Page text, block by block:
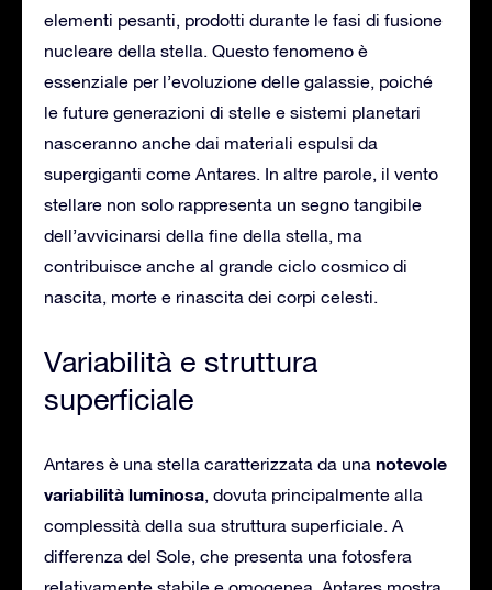
elementi pesanti, prodotti durante le fasi di fusione
nucleare della stella. Questo fenomeno è
essenziale per l’evoluzione delle galassie, poiché
le future generazioni di stelle e sistemi planetari
nasceranno anche dai materiali espulsi da
supergiganti come Antares. In altre parole, il vento
stellare non solo rappresenta un segno tangibile
dell’avvicinarsi della fine della stella, ma
contribuisce anche al grande ciclo cosmico di
nascita, morte e rinascita dei corpi celesti.
Variabilità e struttura
superficiale
Antares è una stella caratterizzata da una notevole
variabilità luminosa, dovuta principalmente alla
complessità della sua struttura superficiale. A
differenza del Sole, che presenta una fotosfera